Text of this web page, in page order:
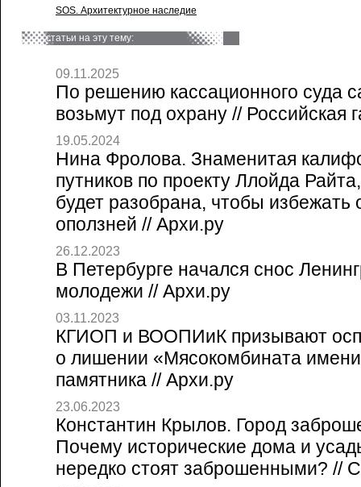
SOS. Архитектурное наследие
статьи на эту тему:
09.11.2025
По решению кассационного суда
возьмут под охрану // Российская
19.05.2024
Нина Фролова. Знаменитая
путников по проекту Ллойда
будет разобрана, чтобы избежать
оползней // Архи.ру
26.12.2023
В Петербурге начался снос
молодежи // Архи.ру
03.11.2023
КГИОП и ВООПИиК призывают
о лишении «Мясокомбината
памятника // Архи.ру
23.06.2023
Константин Крылов. Город
Почему исторические дома и
нередко стоят заброшенными? //